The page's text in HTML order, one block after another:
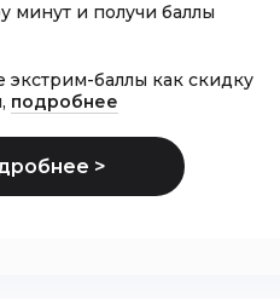
минут и получи баллы
экстрим-баллы как скидку
подробнее